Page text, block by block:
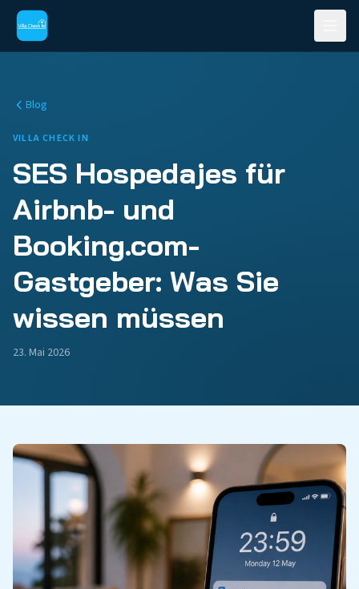
Blog
VILLA CHECK IN
SES Hospedajes für
Airbnb- und
Booking.com-
Gastgeber: Was Sie
wissen müssen
23. Mai 2026